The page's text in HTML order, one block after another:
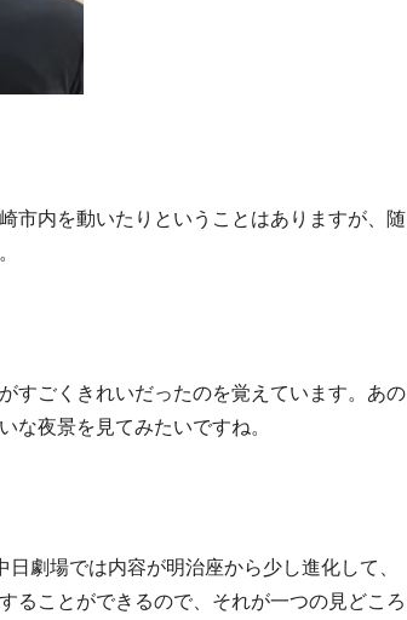
市内を動いたりということはありますが、随
すごくきれいだったのを覚えています。あの
な夜景を見てみたいですね。
劇場では内容が明治座から少し進化して、
ることができるので、それが一つの見どころ